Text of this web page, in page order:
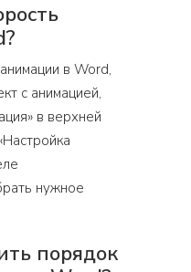
в Word,
с анимацией,
в верхней
нужное
порядок